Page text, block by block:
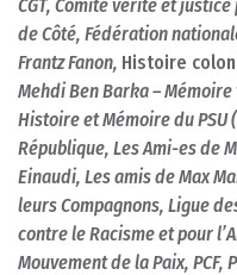
CGT, Comitévéritéetjustice
deCôté, Fédération
Frantz Fanon, Histoire
Mehdi Ben Barka –
Histoire et Mémoire du PSU
République, Les Ami-es de
Einaudi, Les amis de Max
leurs Compagnons, Ligue
contre le Racisme et pour
Mouvement de la Paix, PCF,